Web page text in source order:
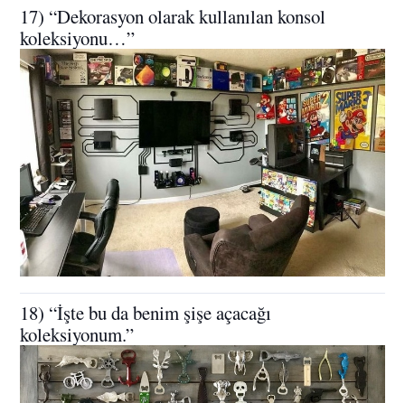
17) “Dekorasyon olarak kullanılan konsol
koleksiyonu…”
18) “İşte bu da benim şişe açacağı
koleksiyonum.”